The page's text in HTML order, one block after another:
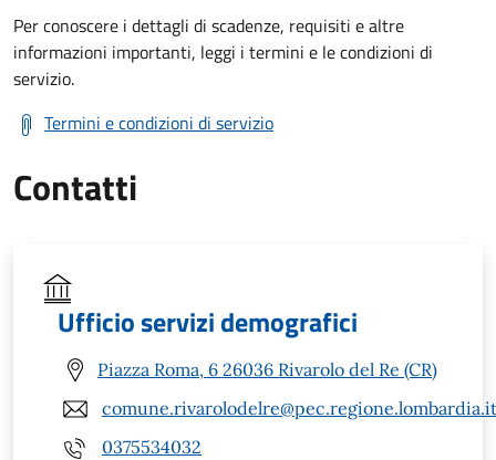
Per conoscere i dettagli di scadenze, requisiti e altre
informazioni importanti, leggi i termini e le condizioni di
servizio.
Termini e condizioni di servizio
Contatti
Ufficio servizi demografici
Piazza Roma, 6 26036 Rivarolo del Re (CR)
comune.rivarolodelre@pec.regione.lombardia.it
0375534032